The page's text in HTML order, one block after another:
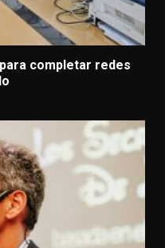
completar redes